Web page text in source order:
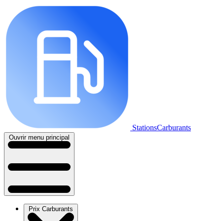
StationsCarburants
Ouvrir menu principal
Prix Carburants